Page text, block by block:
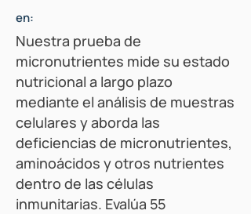
en:
Nuestra prueba de
micronutrientes mide su estado
nutricional a largo plazo
mediante el análisis de muestras
celulares y aborda las
deficiencias de micronutrientes,
aminoácidos y otros nutrientes
dentro de las células
inmunitarias. Evalúa 55